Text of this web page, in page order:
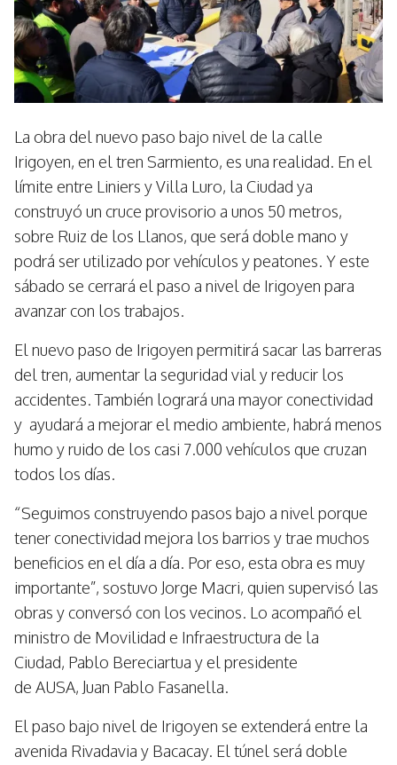
La obra del nuevo paso bajo nivel de la calle
Irigoyen, en el tren Sarmiento, es una realidad. En el
límite entre Liniers y Villa Luro, la Ciudad ya
construyó un cruce provisorio a unos 50 metros,
sobre Ruiz de los Llanos, que será doble mano y
podrá ser utilizado por vehículos y peatones. Y este
sábado se cerrará el paso a nivel de Irigoyen para
avanzar con los trabajos.
El nuevo paso de Irigoyen permitirá sacar las barreras
del tren, aumentar la seguridad vial y reducir los
accidentes. También logrará una mayor conectividad
y ayudará a mejorar el medio ambiente, habrá menos
humo y ruido de los casi 7.000 vehículos que cruzan
todos los días.
“Seguimos construyendo pasos bajo a nivel porque
tener conectividad mejora los barrios y trae muchos
beneficios en el día a día. Por eso, esta obra es muy
importante”, sostuvo Jorge Macri, quien supervisó las
obras y conversó con los vecinos. Lo acompañó el
ministro de Movilidad e Infraestructura de la
Ciudad, Pablo Bereciartua y el presidente
de AUSA, Juan Pablo Fasanella.
El paso bajo nivel de Irigoyen se extenderá entre la
avenida Rivadavia y Bacacay. El túnel será doble